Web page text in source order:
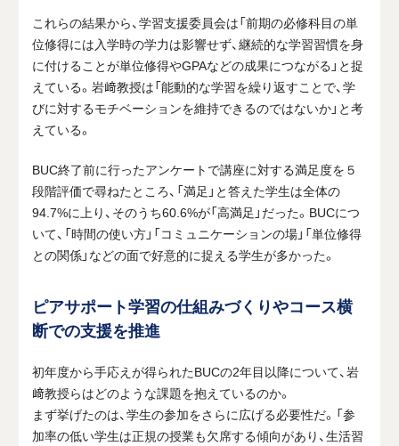
これらの結果から、学習支援委員会は「前期の必修科目の単
位修得には入学時の学力は影響せず、継続的な学習習慣を身
に付けることが単位修得やGPAなどの成果につながる」と捉
えている。岩﨑教授は「能動的な学習を繰り返すことで、学
びに対するモチベーションを維持できるのではないか」と考
えている。
BUC終了前に行ったアンケートで講座に対する満足度を５
段階評価で尋ねたところ、「満足」と答えた学生は全体の
94.7%に上り、そのうち60.6%が「高満足」だった。BUCにつ
いて、「時間の使い方」「コミュニケーションの場」「単位修得
との関係」などの面で好意的に捉える学生が多かった。
ピアサポート学習の仕組みづくりやコース横
断での支援を推進
初年度から手応えが得られたBUCの2年目以降について、岩
﨑教授らはどのような課題を抱えているのか。
まず挙げたのは、学生の参加をさらに広げる必要性だ。「参
加率の低い学生は正規の授業も欠席する傾向があり、生活習